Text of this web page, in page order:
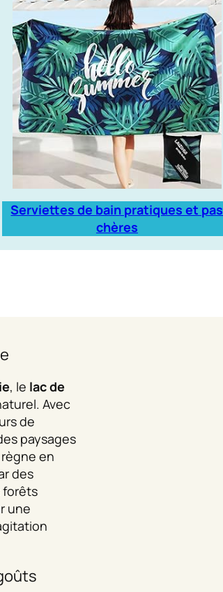
Serviettes de bain pratiques et pas
chères
, le lac de
Avec
de
paysages
en
des
forêts
une